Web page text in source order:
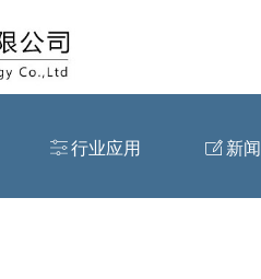
ꀒ行业应用 ꂐ 新